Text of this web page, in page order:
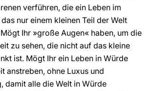
verführen, die ein Leben im
nur einem kleinen Teil der Welt
Ihr »große Augen« haben, um die
zu sehen, die nicht auf das kleine
ist. Mögt Ihr ein Leben in Würde
anstreben, ohne Luxus und
damit alle die Welt in Würde